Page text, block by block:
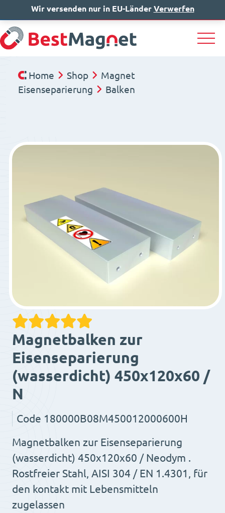
IT EN DE
Home Shop
Magnet
Eisenseparierung
Balken
Magnetbalken zur
Eisenseparierung
(wasserdicht) 450x120x60 /
N
Code 180000B08M450012000600H
Magnetbalken zur Eisenseparierung
(wasserdicht) 450x120x60 / Neodym .
Rostfreier Stahl, AISI 304 / EN 1.4301, für
den kontakt mit Lebensmitteln
zugelassen
Wir versenden nur in EU-Länder Verwerfen